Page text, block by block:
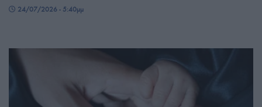
24/07/2026 - 5:40μμ